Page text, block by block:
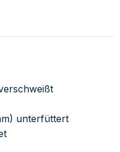
unterfüttert